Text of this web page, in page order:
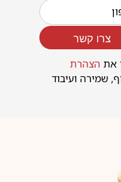
את הצהרת
שמירה ועיבוד
צרו קשר